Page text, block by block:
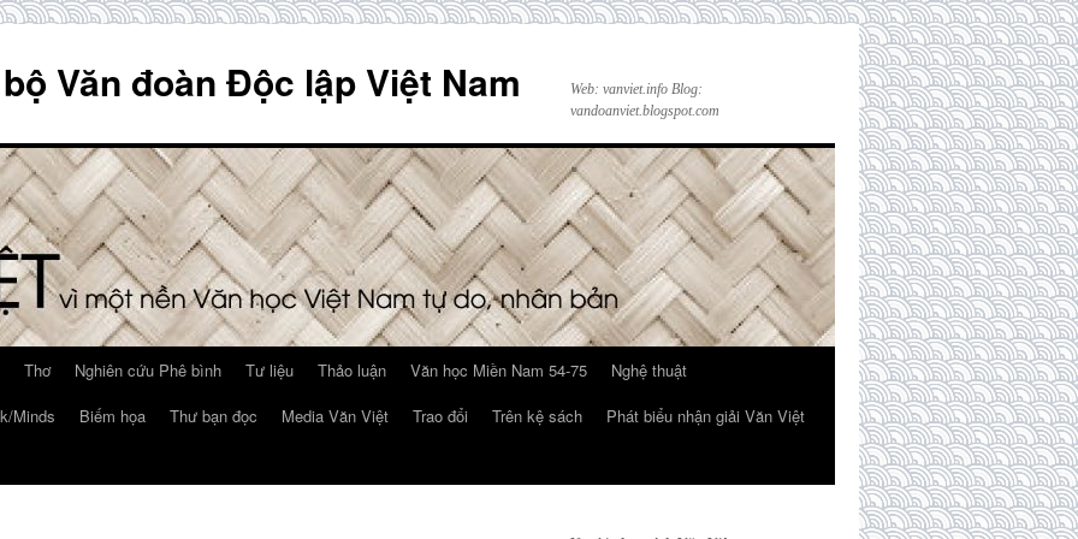
Văn đoàn Độc lập Việt Nam
Web: vanviet.info Blog:
vandoanviet.blogspot.com
Thơ Nghiên cứu Phê bình Tư liệu Thảo luận Văn học Miền Nam 54-75
Nghệ thuật
Minds Biếm họa Thư bạn đọc Media Văn Việt Trao đổi Trên kệ sách
Phát biểu nhận giải Văn Việt